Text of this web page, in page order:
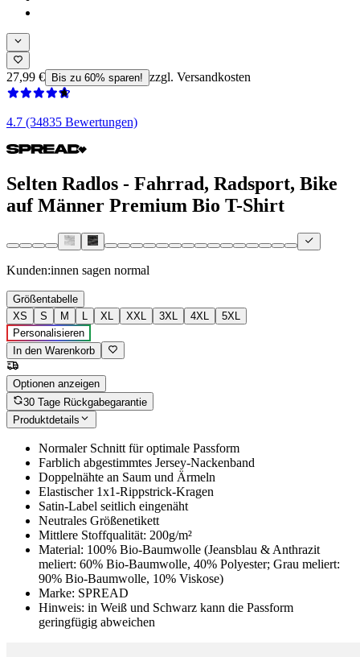
27,99 € Bis zu 60% sparen! zzgl. Versandkosten
4.7 (34835 Bewertungen)
Selten Radlos - Fahrrad, Radsport, Bike
auf Männer Premium Bio T-Shirt
Kunden:innen sagen normal
Größentabelle
XS
S M L XL XXL 3XL 4XL
5XL
Personalisieren
In den Warenkorb
Optionen anzeigen
30 Tage Rückgabegarantie
Produktdetails
Normaler Schnitt für optimale Passform
Farblich abgestimmtes Jersey-Nackenband
Doppelnähte an Saum und Ärmeln
Elastischer 1x1-Rippstrick-Kragen
Satin-Label seitlich eingenäht
Neutrales Größenetikett
Mittlere Stoffqualität: 200g/m²
Material: 100% Bio-Baumwolle (Jeansblau & Anthrazit
meliert: 60% Bio-Baumwolle, 40% Polyester; Grau meliert:
90% Bio-Baumwolle, 10% Viskose)
Marke: SPREAD
Hinweis: in Weiß und Schwarz kann die Passform
geringfügig abweichen